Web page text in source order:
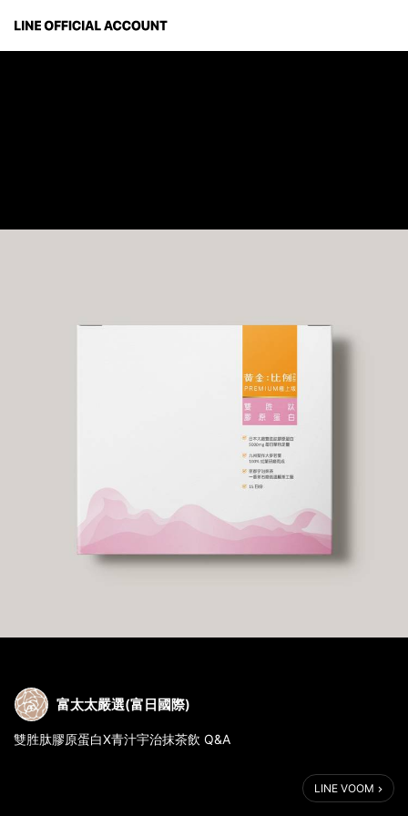
富太太嚴選(富日國際)
雙胜肽膠原蛋白X青汁宇治抹茶飲 Q&A
Q：「雙胜肽膠原蛋白X青汁宇治抹茶飲」要在何時飲用較好呢？
LINE VOOM